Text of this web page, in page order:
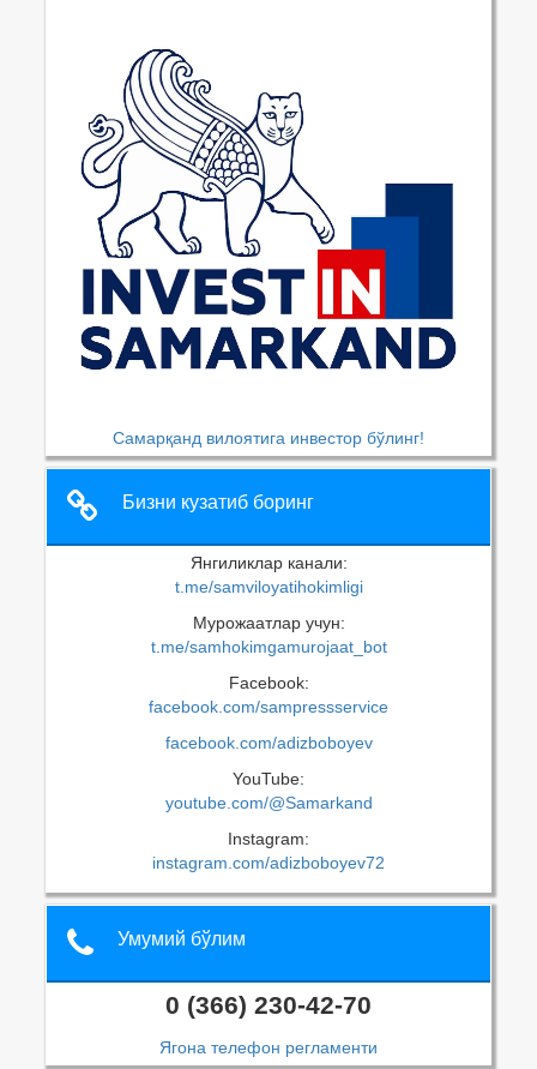
Самарқанд вилоятига инвестор бўлинг!
Бизни кузатиб боринг
Янгиликлар канали:
t.me/samviloyatihokimligi
Мурожаатлар учун:
t.me/samhokimgamurojaat_bot
Facebook:
facebook.com/sampressservice
facebook.com/adizboboyev
YouTube:
youtube.com/@Samarkand
Instagram:
instagram.com/adizboboyev72
Умумий бўлим
0 (366) 230-42-70
Ягона телефон регламенти